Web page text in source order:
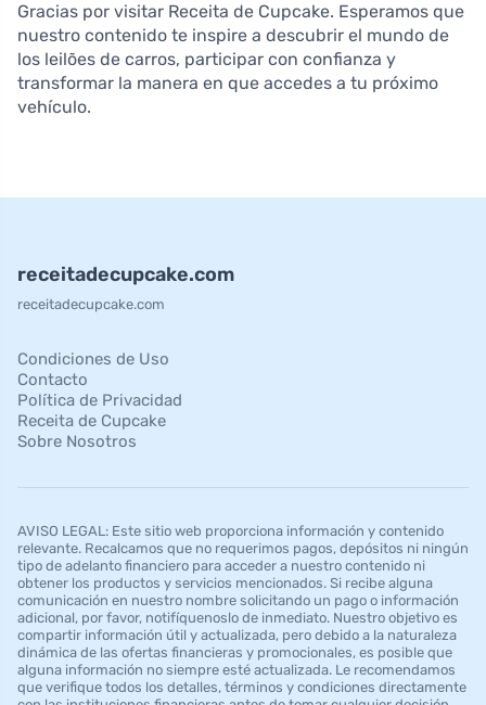
Gracias por visitar Receita de Cupcake. Esperamos que
nuestro contenido te inspire a descubrir el mundo de
los leilões de carros, participar con confianza y
transformar la manera en que accedes a tu próximo
vehículo.
receitadecupcake.com
receitadecupcake.com
Condiciones de Uso
Contacto
Política de Privacidad
Receita de Cupcake
Sobre Nosotros
AVISO LEGAL: Este sitio web proporciona información y contenido
relevante. Recalcamos que no requerimos pagos, depósitos ni ningún
tipo de adelanto financiero para acceder a nuestro contenido ni
obtener los productos y servicios mencionados. Si recibe alguna
comunicación en nuestro nombre solicitando un pago o información
adicional, por favor, notifíquenoslo de inmediato. Nuestro objetivo es
compartir información útil y actualizada, pero debido a la naturaleza
dinámica de las ofertas financieras y promocionales, es posible que
alguna información no siempre esté actualizada. Le recomendamos
que verifique todos los detalles, términos y condiciones directamente